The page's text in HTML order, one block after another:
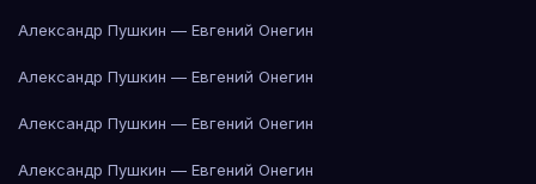
Александр Пушкин — Евгений Онегин
Александр Пушкин — Евгений Онегин
Александр Пушкин — Евгений Онегин
Александр Пушкин — Евгений Онегин